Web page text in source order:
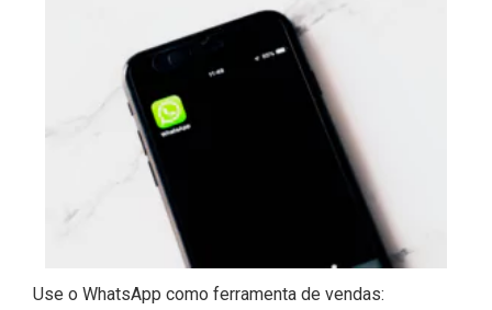
Use o WhatsApp como ferramenta de vendas: